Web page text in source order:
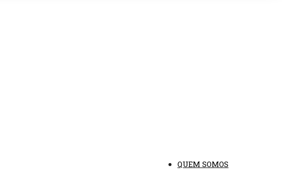
QUEM SOMOS